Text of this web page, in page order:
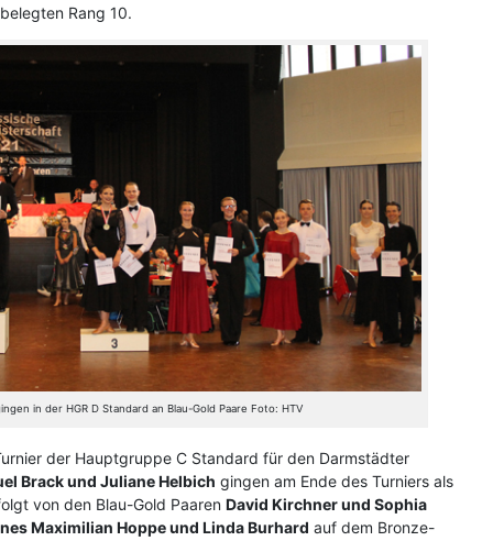
Rang 10.
in der HGR D Standard an Blau-Gold Paare Foto: HTV
der Hauptgruppe C Standard für den Darmstädter
Brack und Juliane Helbich gingen am Ende des Turniers als
von den Blau-Gold Paaren David Kirchner und Sophia
Maximilian Hoppe und Linda Burhard auf dem Bronze-